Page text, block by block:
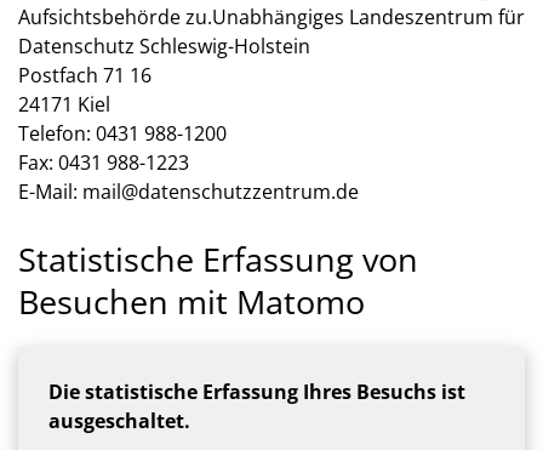
Aufsichtsbehörde zu.Unabhängiges Landeszentrum für
Datenschutz Schleswig-Holstein
Postfach 71 16
24171 Kiel
Telefon: 0431 988-1200
Fax: 0431 988-1223
E-Mail: mail@datenschutzzentrum.de
Statistische Erfassung von
Besuchen mit Matomo
Die statistische Erfassung Ihres Besuchs ist
ausgeschaltet.